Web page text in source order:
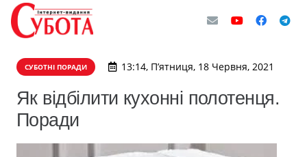
СУБОТНІ ПОРАДИ 13:14, П’ятниця, 18 Червня, 2021
Як відбілити кухонні полотенця.
Поради